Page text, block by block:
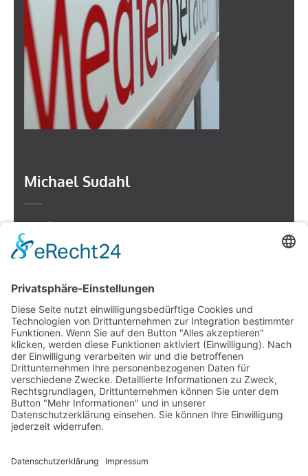
Michael Sudahl
Beethovenstr. 4
73614 Schorndorf
Telefon: 07181 477 9998
Leonhard Fromm
Goethestr. 27
73614 Schorndorf
Telefon. 07181 4769906
E-Mail:fromm@der-medienberater.de